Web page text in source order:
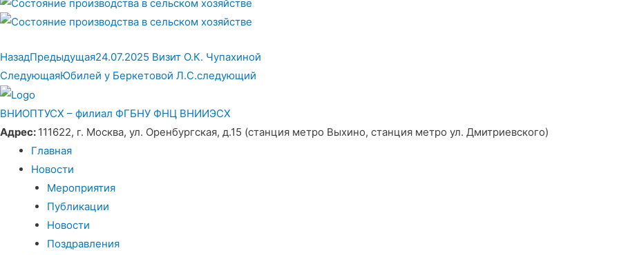
НазадПредыдущая24.07.2025 Визит О.К. Чупахиной
СледующаяЮбилей у Беркетовой Л.С.следующий
ВНИОПТУСХ – филиал ФГБНУ ФНЦ ВНИИЭСХ
Адрес: 111622, г. Москва, ул. Оренбургская, д.15 (станция метро Выхино, станция метро ул. Дмитриевского)
Главная
Новости
Мероприятия
Публикации
Новости
Поздравления